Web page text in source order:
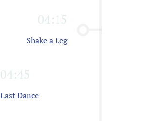
04:15
Shake a Leg
04:45
Last Dance